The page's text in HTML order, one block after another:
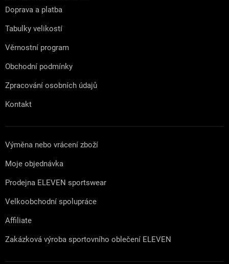
Doprava a platba
Tabulky velikostí
Věrnostní program
Obchodní podmínky
Zpracování osobních údajů
Kontakt
Výměna nebo vrácení zboží
Moje objednávka
Prodejna ELEVEN sportswear
Velkoobchodní spolupráce
Affiliate
Zakázková výroba sportovního oblečení ELEVEN